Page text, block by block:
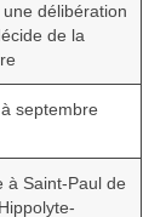
délibération
de la
septembre
à Saint-Paul de